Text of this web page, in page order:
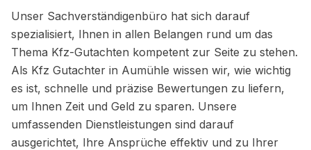
Unser Sachverständigenbüro hat sich darauf
spezialisiert, Ihnen in allen Belangen rund um das
Thema Kfz-Gutachten kompetent zur Seite zu stehen.
Als Kfz Gutachter in Aumühle wissen wir, wie wichtig
es ist, schnelle und präzise Bewertungen zu liefern,
um Ihnen Zeit und Geld zu sparen. Unsere
umfassenden Dienstleistungen sind darauf
ausgerichtet, Ihre Ansprüche effektiv und zu Ihrer